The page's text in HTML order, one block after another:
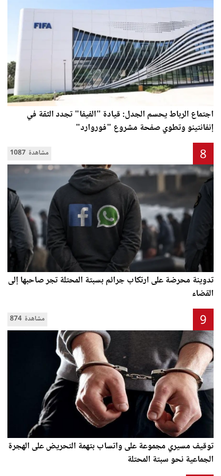
اجتماع الرباط يحسم الجدل: قيادة "الفيفا" تجدد الثقة في
إنفانتينو وتطوي صفحة مشروع "فوروارد"
1087 مشاهدة 8
تدوينة محرضة على ارتكاب جرائم بسبتة المحتلة تجر صاحبها إلى
القضاء
874 مشاهدة 9
توقيف مسيري مجموعة على واتساب بتهمة التحريض على الهجرة
الجماعية نحو سبتة المحتلة